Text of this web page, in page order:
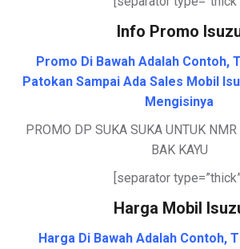
Info Promo
Promo Di Bawah Adalah Contoh,
Patokan Sampai Ada Sales Mobil
Mengisinya
PROMO DP SUKA SUKA UNTUK
BAK KAYU
[separator
Harga Mobil
Harga Di Bawah Adalah Contoh,